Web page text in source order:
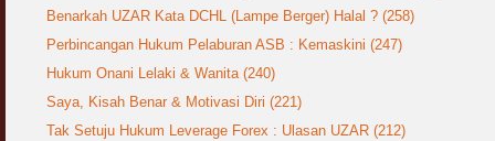
Menonton Filem Lucah Oleh Suami Isteri
Temuduga Kerja : Yang Perlu & Yang
03 April 2009
Benarkah UZAR Kata DCHL (Lampe Berger) Halal ? (258)
Perbincangan Hukum Pelaburan ASB : Kemaskini (247)
Hukum Onani Lelaki & Wanita (240)
Saya, Kisah Benar & Motivasi Diri (221)
Tak Setuju Hukum Leverage Forex : Ulasan UZAR (212)